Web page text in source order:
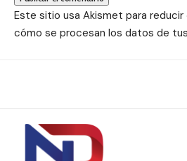
Este sitio usa Akismet para reducir
cómo se procesan los datos de